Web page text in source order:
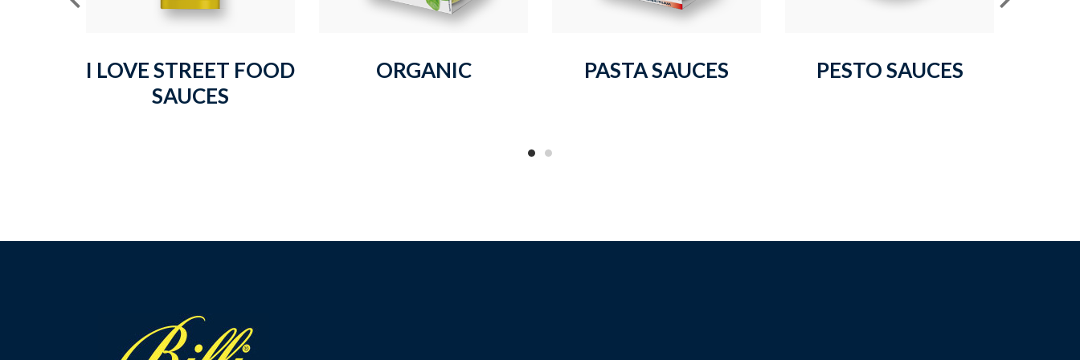
I LOVE STREET FOOD
SAUCES
ORGANIC PASTA SAUCES PESTO SAUCES